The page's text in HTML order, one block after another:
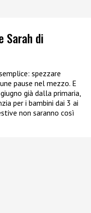
Sarah di
spezzare
pause nel mezzo. E
già dalla primaria,
per i bambini dai 3 ai
non saranno così